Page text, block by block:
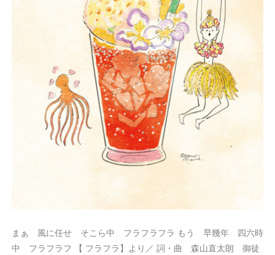
まぁ 風に任せ そこら中 フラフラフラ もう 早幾年 四六時
中 フラフラフ 【 フラフラ】より／ 詞・曲 森山直太朗 御徒